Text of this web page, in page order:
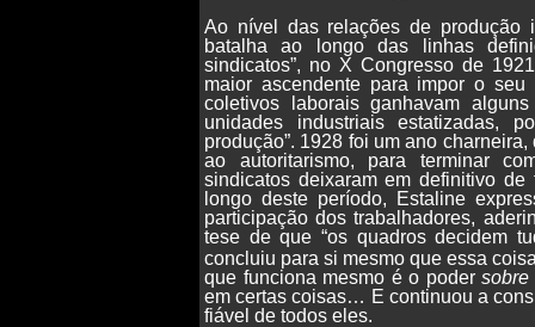
Ao nível das relações de produção
batalha ao longo das linhas
sindicatos”, no X Congresso de
maior ascendente para impor o
coletivos laborais ganhavam
unidades industriais estatizadas,
produção”. 1928 foi um ano
ao autoritarismo, para terminar
sindicatos deixaram em definitivo
longo deste período, Estaline
participação dos trabalhadores,
tese de que “os quadros decidem
concluiu para si mesmo que essa
que funciona mesmo é o poder sobre
em certas coisas… E continuou a
fiável de todos eles.